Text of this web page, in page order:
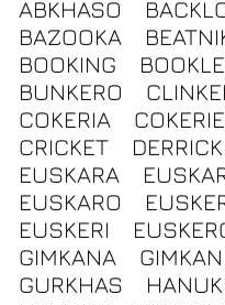
ABKHASO
BAZOOKA
BOOKING
BUNKERO
COKERIA
COKERIE
CRICKET
DERRICK
EUSKARA
EUSKARO
EUSKERI
GIMKANA
GURKHAS